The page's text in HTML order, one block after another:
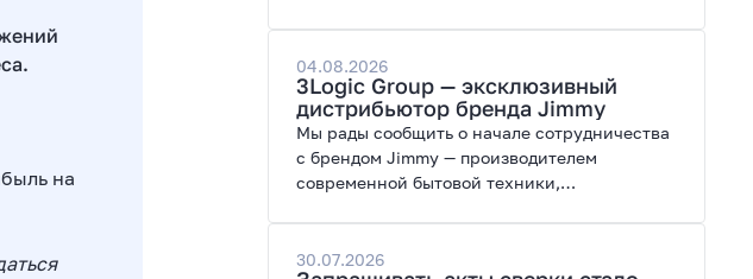
на
энергоэффективность и широкие
возможности модернизации.
04.08.2026
3Logic Group — эксклюзивный
дистрибьютор бренда Jimmy
Мы рады сообщить о начале сотрудничества
с брендом Jimmy — производителем
современной бытовой техники,
30.07.2026